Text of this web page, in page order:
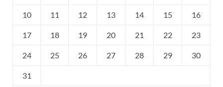
10 11 12 13 14 15 16
17 18 19 20 21 22 23
24 25 26 27 28 29 30
31